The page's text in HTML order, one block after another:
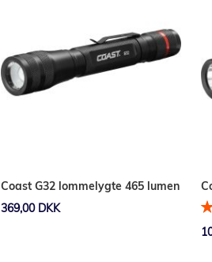
Coast G32 lommelygte 465 lumen
369,00 DKK